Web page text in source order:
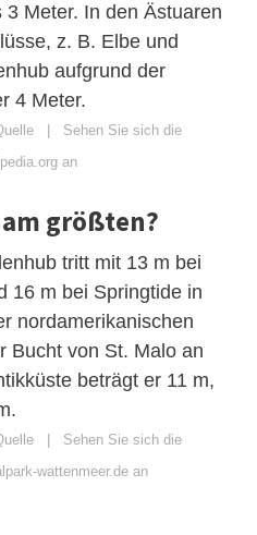
Meter. In den Ästuaren
z. B. Elbe und
aufgrund der
4 Meter.
Sehen Sie sich die
an
größten?
tritt mit 13 m bei
16 m bei Springtide in
nordamerikanischen
Bucht von St. Malo an
beträgt er 11 m,
Sehen Sie sich die
wattenmeer.de an